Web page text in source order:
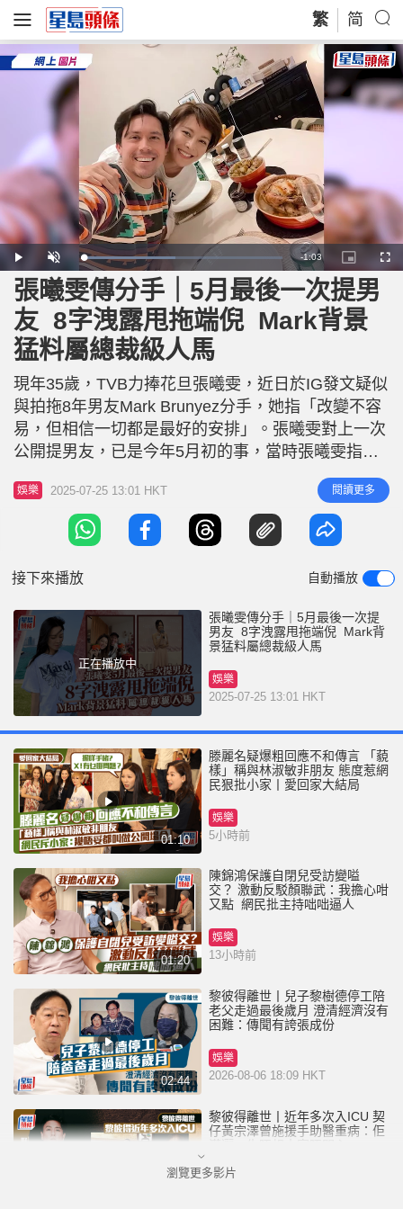
繁 简
P
l
a
y
U
n
m
u
t
L
o
a
d
e
d
:
4
7
.
0
7
R
m
n
i
n
-1:03
P
i
c
t
u
r
e
-
c
t
r
F
u
張曦雯傳分手｜5月最後一次提男
友 8字洩露甩拖端倪 Mark背景
猛料屬總裁級人馬
現年35歲，TVB力捧花旦張曦雯，近日於IG發文疑似
與拍拖8年男友Mark Brunyez分手，她指「改變不容
易，但相信一切都是最好的安排」。張曦雯對上一次
公開提男友，已是今年5月初的事，當時張曦雯指男
友於自己生日前夕都要到美國工作，當時更提及為配
合拍攝新劇，或會「獨自搬到澳門居住」，現時回看
似乎當時已露分手端倪。 張曦雯曾指跟Mark各自各
忙 今年5月6日，張曦雯到元朗為活動做嘉賓，5月11
娛樂 2025-07-25 13:01 HKT 閱讀更多
接下來播放 自動播放
正在播放中
張曦雯傳分手｜5月最後一次提
男友 8字洩露甩拖端倪 Mark背
景猛料屬總裁級人馬
娛樂
2025-07-25 13:01 HKT
01:10
滕麗名疑爆粗回應不和傳言 「藐
樣」稱與林淑敏非朋友 態度惹網
民狠批小家丨愛回家大結局
娛樂
5小時前
01:20
陳錦鴻保護自閉兒受訪變嗌
交？ 激動反駁顏聯武：我擔心咁
又點 網民批主持咄咄逼人
娛樂
13小時前
02:44
黎彼得離世丨兒子黎樹德停工陪
老父走過最後歲月 澄清經濟沒有
困難：傳聞有誇張成份
娛樂
2026-08-06 18:09 HKT
黎彼得離世丨近年多次入ICU 契
仔黃宗澤曾施援手助醫重病：佢
娛樂
瀏覽更多影片